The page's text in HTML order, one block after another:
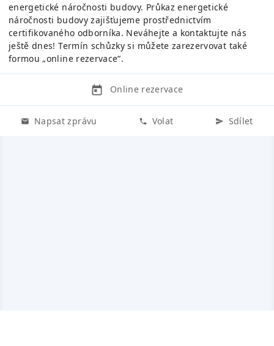
energetické náročnosti budovy. Průkaz energetické
náročnosti budovy zajišťujeme prostřednictvím
certifikovaného odborníka. Neváhejte a kontaktujte nás
ještě dnes! Termín schůzky si můžete zarezervovat také
formou „online rezervace“.
Online rezervace
Napsat zprávu Volat Sdílet